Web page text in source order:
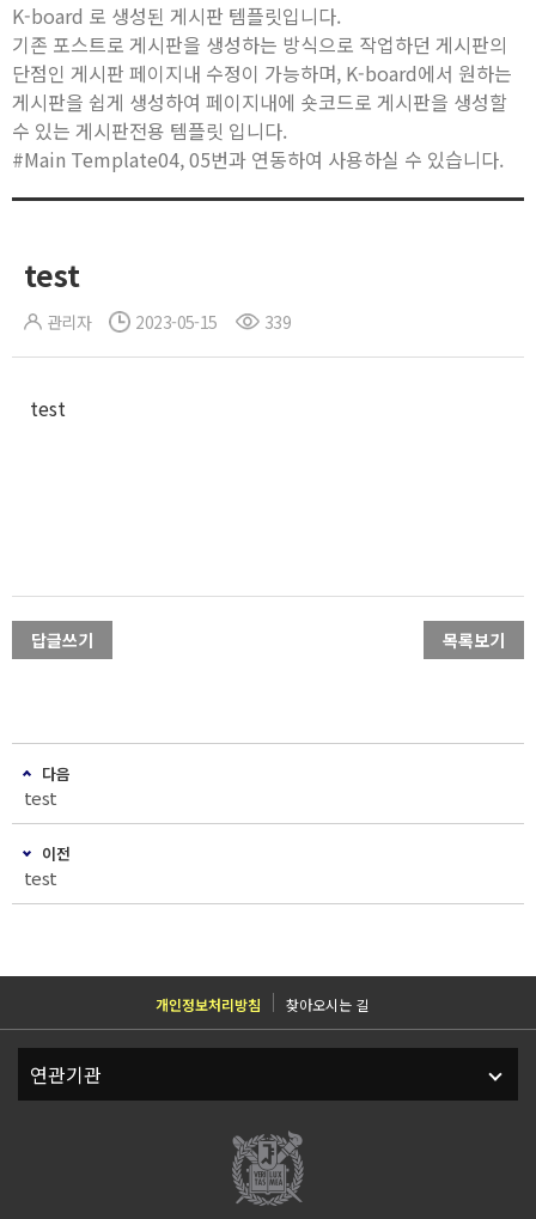
K-board 로 생성된 게시판 템플릿입니다.
기존 포스트로 게시판을 생성하는 방식으로 작업하던 게시판의
단점인 게시판 페이지내 수정이 가능하며, K-board에서 원하는
게시판을 쉽게 생성하여 페이지내에 숏코드로 게시판을 생성할
수 있는 게시판전용 템플릿 입니다.
#Main Template04, 05번과 연동하여 사용하실 수 있습니다.
test
관리자 2023-05-15 339
test
답글쓰기 목록보기
다음
test
이전
test
개인정보처리방침 찾아오시는 길